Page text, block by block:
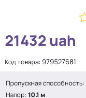
21432uah
Код товара: 979527681
Пропускная способность:
Напор: 10.1 м